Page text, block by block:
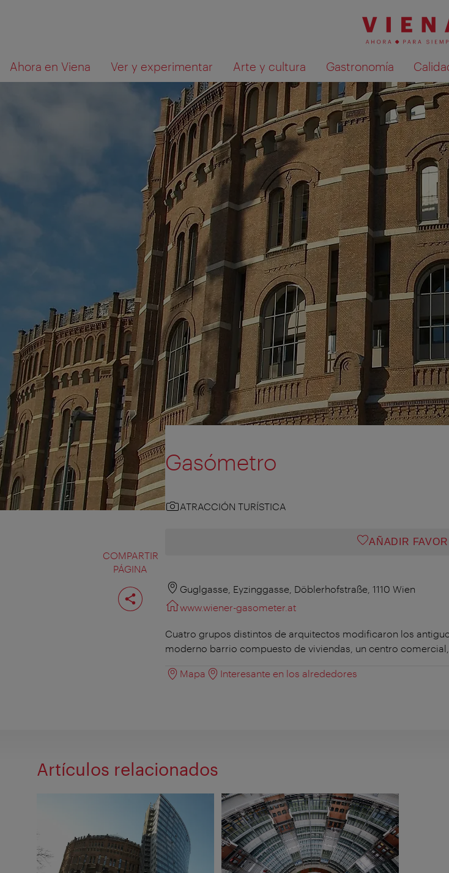
la
navegación
contenido
Ahora en Viena Ver y experimentar Arte y cultura Gastronomía
Qué
está
buscando?
Mostrar resultados
COMPARTIR
PÁGINA
Compartir
página
Gasómetro
ATRACCIÓN TURÍSTICA
AÑADIR
Guglgasse, Eyzinggasse, Döblerhofstraße, 1110 Wien
www.wiener-gasometer.at
Cuatro grupos distintos de arquitectos modificaron los
moderno barrio compuesto de viviendas, un centro
Mapa Interesante en los alrededores
Artículos relacionados